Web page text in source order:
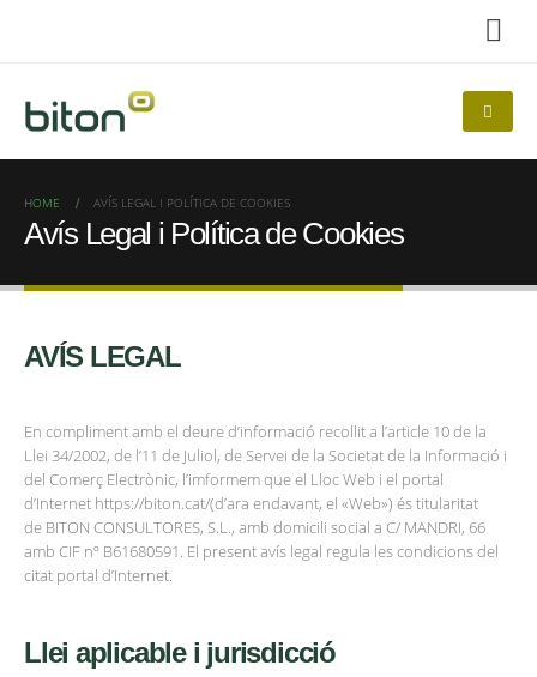
HOME AVÍS LEGAL I POLÍTICA DE COOKIES
Avís Legal i Política de Cookies
AVÍS LEGAL
En compliment amb el deure d’informació recollit a l’article 10 de la
Llei 34/2002, de l’11 de Juliol, de Servei de la Societat de la Informació i
del Comerç Electrònic, l’imformem que el Lloc Web i el portal
d’Internet https://biton.cat/(d’ara endavant, el «Web») és titularitat
de BITON CONSULTORES, S.L., amb domicili social a C/ MANDRI, 66
amb CIF nº B61680591. El present avís legal regula les condicions del
citat portal d’Internet.
Llei aplicable i jurisdicció